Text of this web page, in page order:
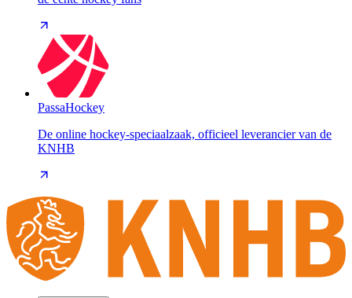
PassaHockey
De online hockey-speciaalzaak, officieel leverancier van de
KNHB